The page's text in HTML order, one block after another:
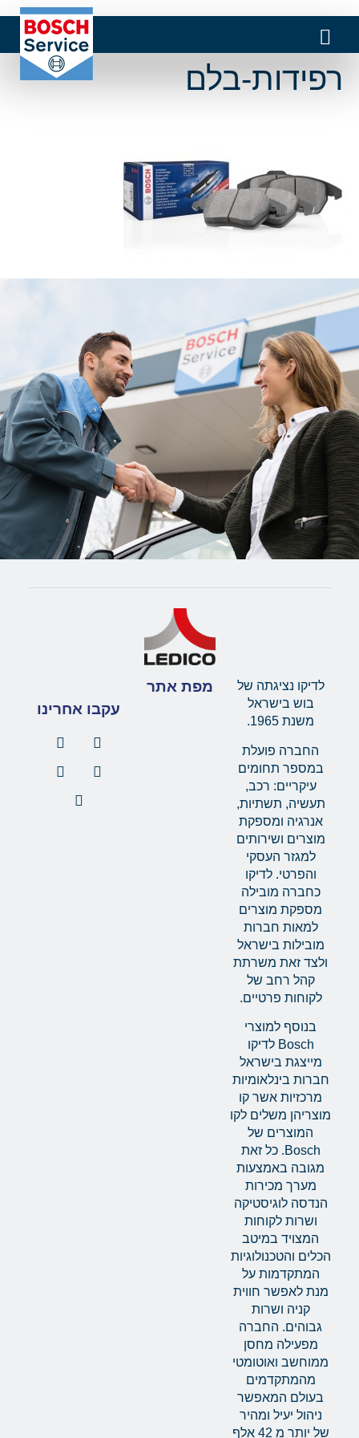
רפידות-בלם
לדיקו נציגתה של
בוש בישראל
משנת 1965.
החברה פועלת
במספר תחומים
עיקריים: רכב,
תעשיה, תשתיות,
אנרגיה ומספקת
מוצרים ושירותים
למגזר העסקי
והפרטי. לדיקו
כחברה מובילה
מספקת מוצרים
למאות חברות
מובילות בישראל
ולצד זאת משרתת
קהל רחב של
לקוחות פרטיים.
בנוסף למוצרי
Bosch לדיקו
מייצגת בישראל
חברות בינלאומיות
מרכזיות אשר קו
מוצריהן משלים לקו
המוצרים של
Bosch. כל זאת
מגובה באמצעות
מערך מכירות
הנדסה לוגיסטיקה
ושרות לקוחות
המצויד במיטב
הכלים והטכנולוגיות
המתקדמות על
מנת לאפשר חווית
קניה ושרות
גבוהים. החברה
מפעילה מחסן
ממוחשב ואוטומטי
מהמתקדמים
בעולם המאפשר
ניהול יעיל ומהיר
של יותר מ 42 אלף
מפת אתר
עקבו אחרינו